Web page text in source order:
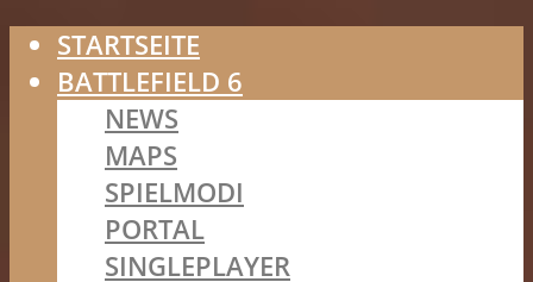
STARTSEITE
BATTLEFIELD 6
NEWS
MAPS
SPIELMODI
PORTAL
SINGLEPLAYER